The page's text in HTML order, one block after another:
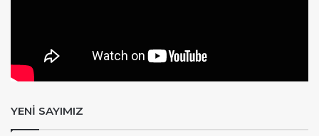
YENİ SAYIMIZ